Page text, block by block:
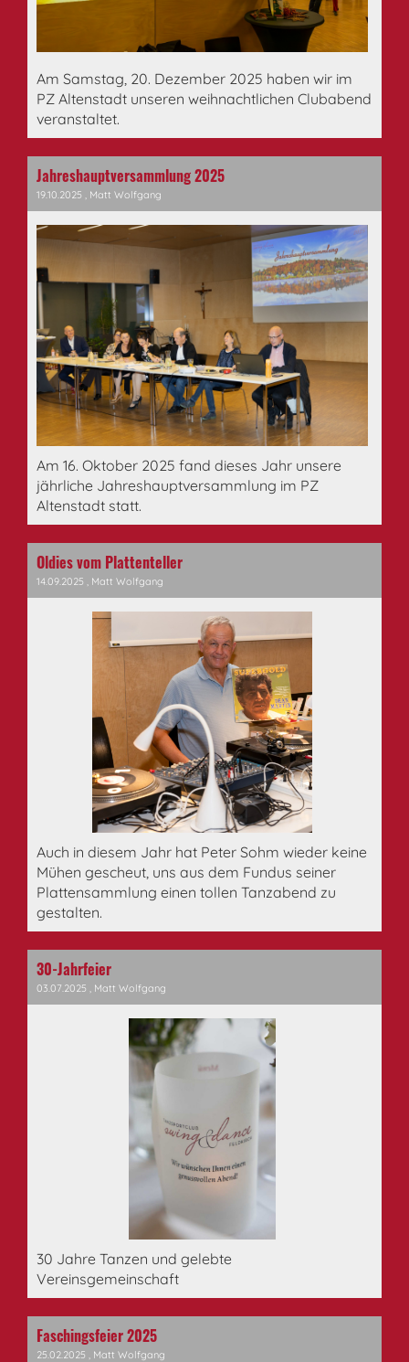
Am Samstag, 20. Dezember 2025 haben wir im
PZ Altenstadt unseren weihnachtlichen Clubabend
veranstaltet.
Jahreshauptversammlung 2025
19.10.2025 , Matt Wolfgang
Am 16. Oktober 2025 fand dieses Jahr unsere
jährliche Jahreshauptversammlung im PZ
Altenstadt statt.
Oldies vom Plattenteller
14.09.2025 , Matt Wolfgang
Auch in diesem Jahr hat Peter Sohm wieder keine
Mühen gescheut, uns aus dem Fundus seiner
Plattensammlung einen tollen Tanzabend zu
gestalten.
30-Jahrfeier
03.07.2025 , Matt Wolfgang
30 Jahre Tanzen und gelebte
Vereinsgemeinschaft
Faschingsfeier 2025
25.02.2025 , Matt Wolfgang